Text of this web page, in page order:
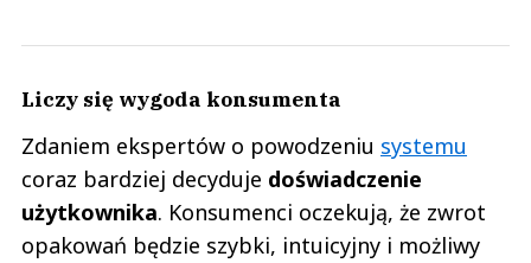
Liczy się wygoda konsumenta
Zdaniem ekspertów o powodzeniu systemu
coraz bardziej decyduje doświadczenie
użytkownika. Konsumenci oczekują, że zwrot
opakowań będzie szybki, intuicyjny i możliwy